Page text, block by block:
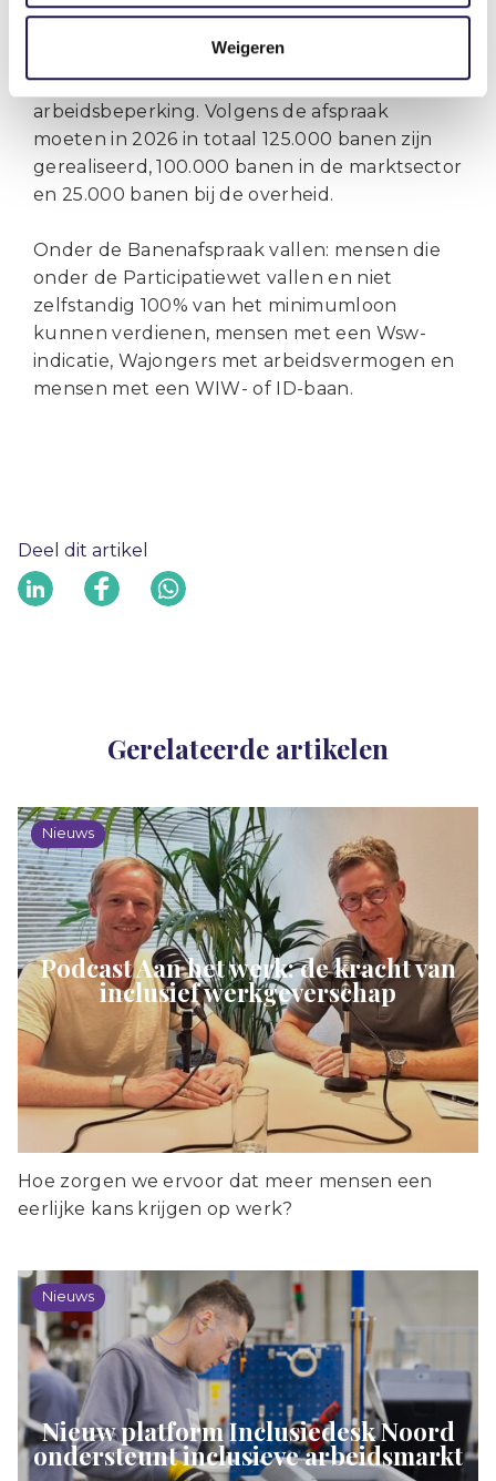
Weigeren
partners afgesproken banen te creëren bij
reguliere werkgevers voor mensen met een
arbeidsbeperking. Volgens de afspraak
moeten in 2026 in totaal 125.000 banen zijn
gerealiseerd, 100.000 banen in de marktsector
en 25.000 banen bij de overheid.
Onder de Banenafspraak vallen: mensen die
onder de Participatiewet vallen en niet
zelfstandig 100% van het minimumloon
kunnen verdienen, mensen met een Wsw-
indicatie, Wajongers met arbeidsvermogen en
mensen met een WIW- of ID-baan.
Deel dit artikel
Gerelateerde artikelen
Nieuws
Podcast Aan het werk: de kracht van
inclusief werkgeverschap
Hoe zorgen we ervoor dat meer mensen een
eerlijke kans krijgen op werk?
Nieuws
Nieuw platform Inclusiedesk Noord
ondersteunt inclusieve arbeidsmarkt